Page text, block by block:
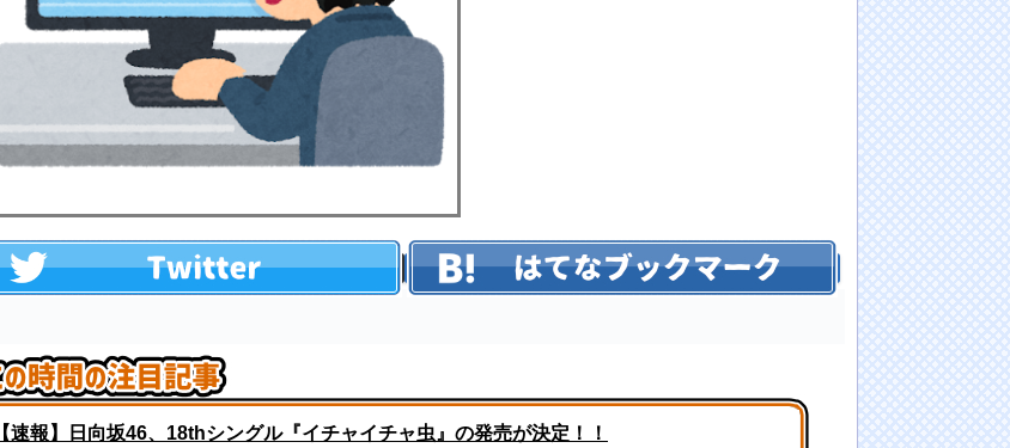
【速報】日向坂46、18thシングル『イチャイチャ虫』の発売が決定！！